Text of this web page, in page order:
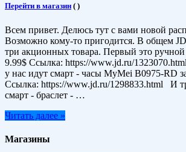
Перейти в магазин ( )
Всем привет. Делюсь тут с вами новой
Возможно кому-то пригодится. В общем
три акционных товара. Первый это ручной
9.99$ Ссылка: https://www.jd.ru/
у нас идут смарт - часы MyMei B0975-RD
Ссылка: https://www.jd.ru/1298833.html И
смарт - браслет - …
Читать далее »
Магазины